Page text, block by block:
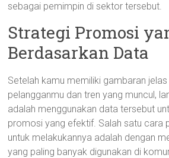
sebagai pemimpin di sektor tersebut.
Strategi Promosi
Berdasarkan Data
Setelah kamu memiliki gambaran
pelangganmu dan tren yang muncul,
adalah menggunakan data tersebut
promosi yang efektif. Salah satu cara
untuk melakukannya adalah dengan
yang paling banyak digunakan di